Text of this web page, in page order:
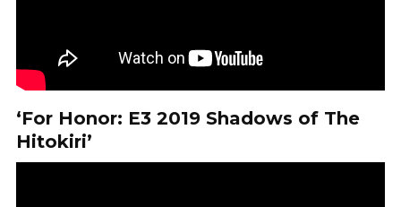
‘For Honor: E3 2019 Shadows of The
Hitokiri’